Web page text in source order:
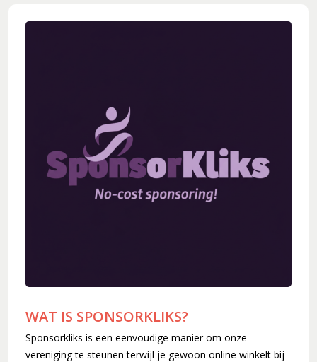
Hoe het begon (1981)
Een 'echt' koor (1983)
30 jaar en springlevend (2011-2012)
'Popkoor' Thirdwing (2013)
WAT IS SPONSORKLIKS?
Sponsorkliks is een eenvoudige manier om onze
vereniging te steunen terwijl je gewoon online winkelt bij